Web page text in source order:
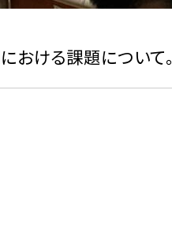
おける課題について。